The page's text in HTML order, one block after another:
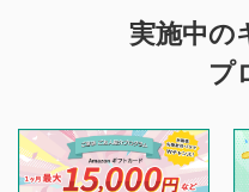
投稿に
を目的として、各動画コン
投稿ができます。利用者は
閲覧および投稿を行うもの
実施中の
プ